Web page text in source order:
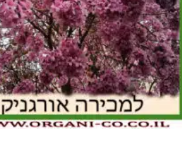
כמות
של
טבבויה
איפה
25